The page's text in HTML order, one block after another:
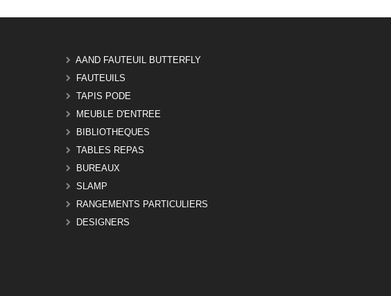
AAND FAUTEUIL BUTTERFLY
FAUTEUILS
TAPIS PODE
MEUBLE D'ENTREE
BIBLIOTHEQUES
TABLES REPAS
BUREAUX
SLAMP
RANGEMENTS PARTICULIERS
DESIGNERS